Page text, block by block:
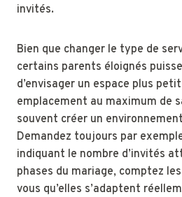
invités.
Bien que changer le type de
certains parents éloignés
d’envisager un espace plus
emplacement au maximum de
souvent créer un
Demandez toujours par
indiquant le nombre d’invités
phases du mariage, comptez
vous qu’elles s’adaptent